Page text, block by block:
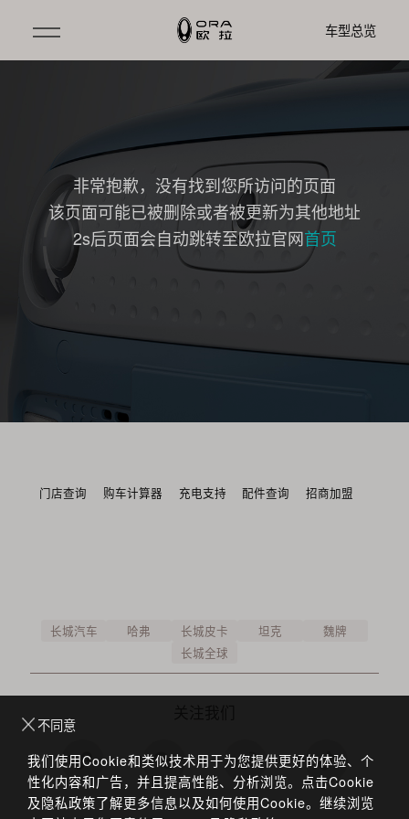
车型总览
非常抱歉，没有找到您所访问的页面
该页面可能已被删除或者被更新为其他地址
2s后页面会自动跳转至欧拉官网首页
门店查询 购车计算器 充电支持 配件查询 招商加盟
长城汽车 哈弗 长城皮卡 坦克
魏牌
长城全球
我们使用Cookie和类似技术用于为您提供更好的体验、个
性化内容和广告，并且提高性能、分析浏览。点击Cookie
及隐私政策了解更多信息以及如何使用Cookie。继续浏览
不同意